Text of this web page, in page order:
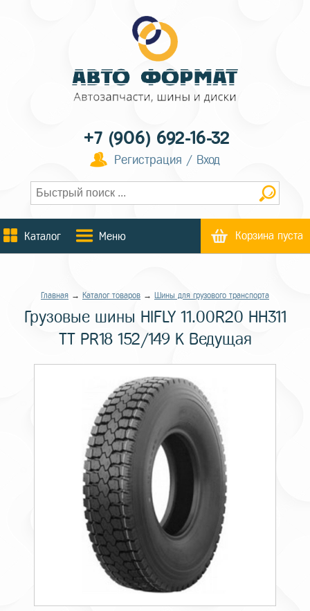
+7 (906) 692-16-32
Регистрация / Вход
Каталог Меню Корзина пуста
Главная → Каталог товаров → Шины для грузового транспорта
Грузовые шины HIFLY 11.00R20 HH311
TT PR18 152/149 K Ведущая